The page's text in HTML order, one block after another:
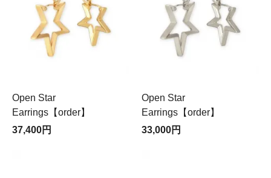
Open Star
Earrings【order】
37,400円
Open Star
Earrings【order】
33,000円